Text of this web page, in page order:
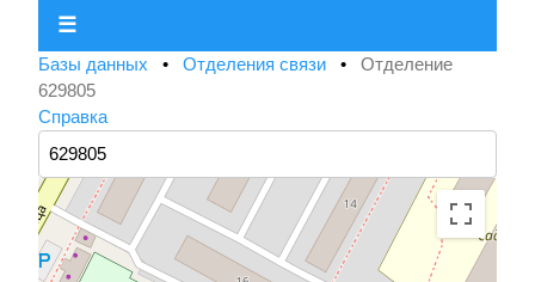
☰
Базы данных • Отделения связи • Отделение
629805
Справка